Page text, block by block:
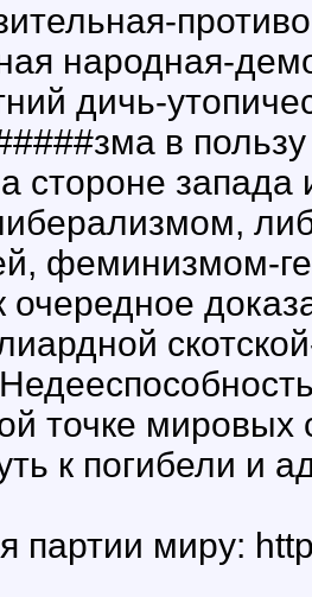
народная-
дичь-
в
стороне запада
феминизмом-
очередное
точке
к погибели и
партии миру: